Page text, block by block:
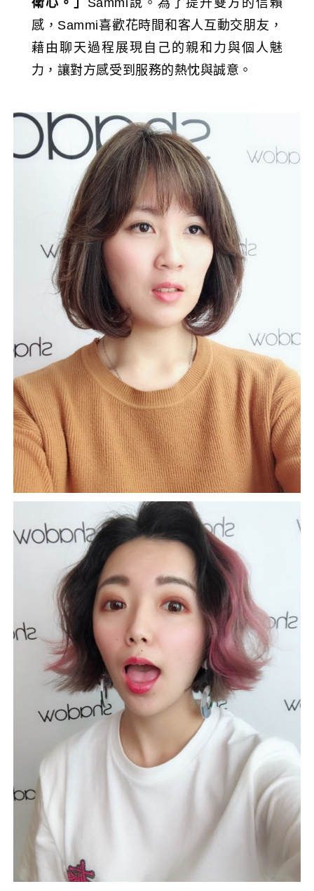
感，Sammi喜歡花時間和客人互動交朋友，
藉由聊天過程展現自己的親和力與個人魅
力，讓對方感受到服務的熱忱與誠意。